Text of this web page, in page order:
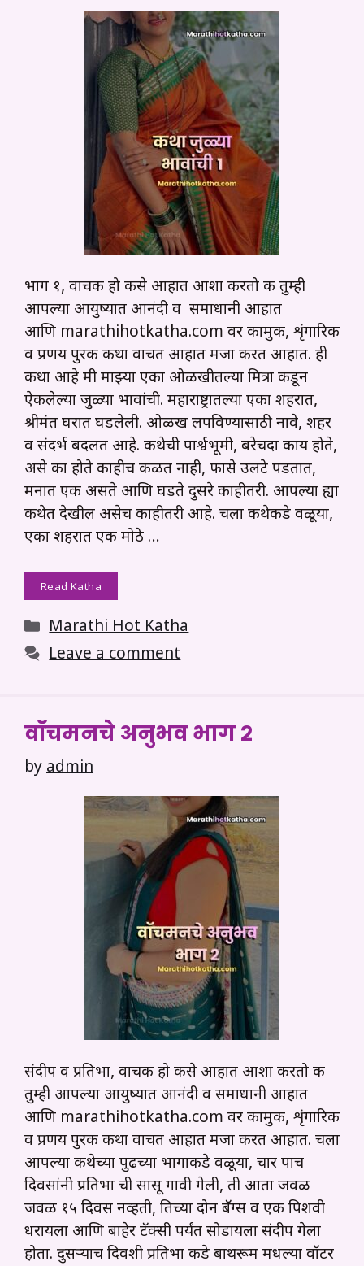
भाग १, वाचक हो कसे आहात आशा करतो की तुम्ही
आपल्या आयुष्यात आनंदी व समाधानी आहात
आणि marathihotkatha.com वर कामुक, शृंगारिक
व प्रणय पुरक कथा वाचत आहात मजा करत आहात. ही
कथा आहे मी माझ्या एका ओळखीतल्या मित्रा कडून
ऐकलेल्या जुळ्या भावांची. महाराष्ट्रातल्या एका शहरात,
श्रीमंत घरात घडलेली. ओळख लपविण्यासाठी नावे, शहर
व संदर्भ बदलत आहे. कथेची पार्श्वभूमी, बरेचदा काय होते,
असे का होते काहीच कळत नाही, फासे उलटे पडतात,
मनात एक असते आणि घडते दुसरे काहीतरी. आपल्या ह्या
कथेत देखील असेच काहीतरी आहे. चला कथेकडे वळूया,
एका शहरात एक मोठे …
Read Katha
Categories
Marathi Hot Katha
Leave a comment
वॉचमनचे अनुभव भाग २
by admin
संदीप व प्रतिभा, वाचक हो कसे आहात आशा करतो की
तुम्ही आपल्या आयुष्यात आनंदी व समाधानी आहात
आणि marathihotkatha.com वर कामुक, शृंगारिक
व प्रणय पुरक कथा वाचत आहात मजा करत आहात. चला
आपल्या कथेच्या पुढच्या भागाकडे वळूया, चार पाच
दिवसांनी प्रतिभा ची सासू गावी गेली, ती आता जवळ
जवळ १५ दिवस नव्हती, तिच्या दोन बॅग्स व एक पिशवी
धरायला आणि बाहेर टॅक्सी पर्यंत सोडायला संदीप गेला
होता. दुसऱ्याच दिवशी प्रतिभा कडे बाथरूम मधल्या वॉटर